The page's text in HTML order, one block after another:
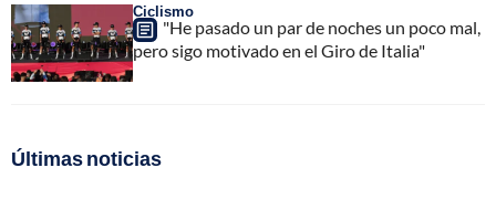
Ciclismo
"He pasado un par de noches un poco mal,
pero sigo motivado en el Giro de Italia"
Últimas noticias